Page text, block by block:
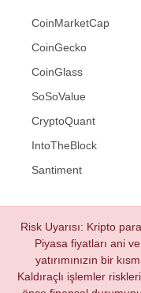
CoinMarketCap
CoinGecko
CoinGlass
SoSoValue
CryptoQuant
IntoTheBlock
Santiment
Risk Uyarısı: Kripto
Piyasa fiyatları ani
yatırımınızın bir
Kaldıraçlı işlemler